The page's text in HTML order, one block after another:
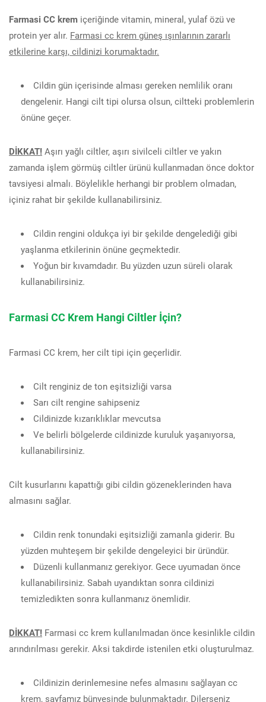
Farmasi CC krem içeriğinde vitamin, mineral, yulaf özü ve
protein yer alır. Farmasi cc krem güneş ışınlarının zararlı
etkilerine karşı, cildinizi korumaktadır.
Cildin gün içerisinde alması gereken nemlilik oranı
dengelenir. Hangi cilt tipi olursa olsun, ciltteki problemlerin
önüne geçer.
DİKKAT! Aşırı yağlı ciltler, aşırı sivilceli ciltler ve yakın
zamanda işlem görmüş ciltler ürünü kullanmadan önce doktor
tavsiyesi almalı. Böylelikle herhangi bir problem olmadan,
içiniz rahat bir şekilde kullanabilirsiniz.
Cildin rengini oldukça iyi bir şekilde dengelediği gibi
yaşlanma etkilerinin önüne geçmektedir.
Yoğun bir kıvamdadır. Bu yüzden uzun süreli olarak
kullanabilirsiniz.
Farmasi CC Krem Hangi Ciltler İçin?
Farmasi CC krem, her cilt tipi için geçerlidir.
Cilt renginiz de ton eşitsizliği varsa
Sarı cilt rengine sahipseniz
Cildinizde kızarıklıklar mevcutsa
Ve belirli bölgelerde cildinizde kuruluk yaşanıyorsa,
kullanabilirsiniz.
Cilt kusurlarını kapattığı gibi cildin gözeneklerinden hava
almasını sağlar.
Cildin renk tonundaki eşitsizliği zamanla giderir. Bu
yüzden muhteşem bir şekilde dengeleyici bir üründür.
Düzenli kullanmanız gerekiyor. Gece uyumadan önce
kullanabilirsiniz. Sabah uyandıktan sonra cildinizi
temizledikten sonra kullanmanız önemlidir.
DİKKAT! Farmasi cc krem kullanılmadan önce kesinlikle cildin
arındırılması gerekir. Aksi takdirde istenilen etki oluşturulmaz.
Cildinizin derinlemesine nefes almasını sağlayan cc
krem, sayfamız bünyesinde bulunmaktadır. Dilerseniz